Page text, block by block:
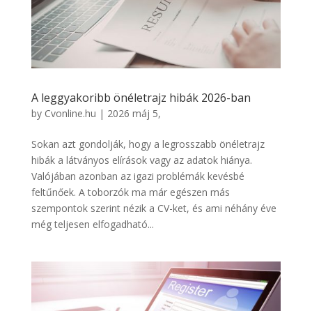
A leggyakoribb önéletrajz hibák 2026-ban
by Cvonline.hu | 2026 máj 5,
Sokan azt gondolják, hogy a legrosszabb önéletrajz
hibák a látványos elírások vagy az adatok hiánya.
Valójában azonban az igazi problémák kevésbé
feltűnőek. A toborzók ma már egészen más
szempontok szerint nézik a CV-ket, és ami néhány éve
még teljesen elfogadható...